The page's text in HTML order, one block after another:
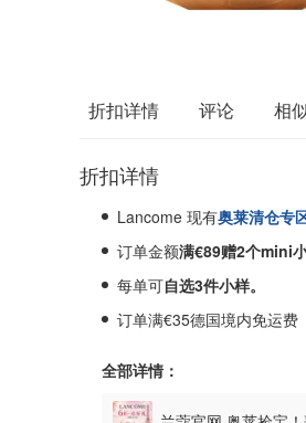
折扣详情 评论 相
折扣详情
Lancome 现有奥莱清仓专
订单金额满€89赠2个mini
每单可自选3件小样。
订单满€35德国境内免运费
全部详情：